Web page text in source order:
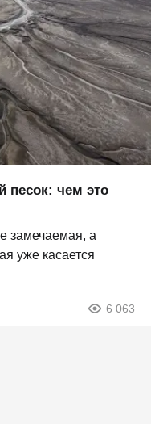
песок: чем это
замечаемая, а
уже касается
6 063